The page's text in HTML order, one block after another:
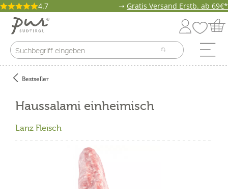
4.7 ➝ Gratis Versand Erstb. ab 69€*
Bestseller
Haussalami einheimisch
Lanz Fleisch